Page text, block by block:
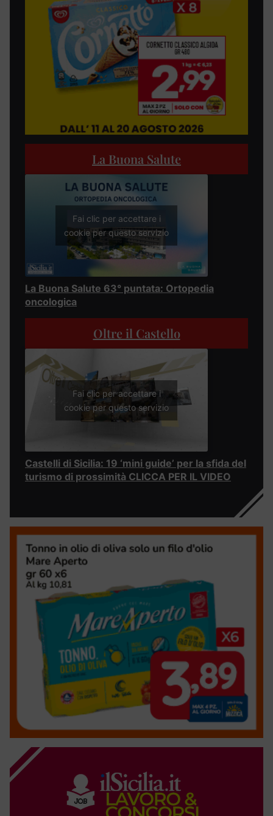
La Buona Salute
Fai clic per accettare i
cookie per questo servizio
La Buona Salute 63° puntata: Ortopedia
oncologica
Oltre il Castello
Fai clic per accettare i
cookie per questo servizio
Castelli di Sicilia: 19 ‘mini guide’ per la sfida del
turismo di prossimità CLICCA PER IL VIDEO